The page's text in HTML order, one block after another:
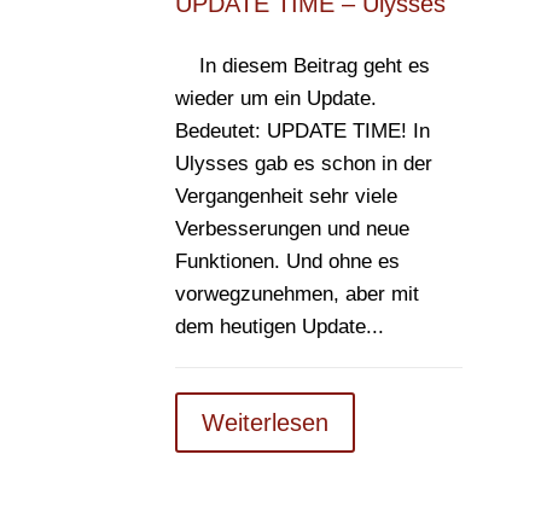
In diesem Beitrag geht es
wieder um ein Update.
Bedeutet: UPDATE TIME! In
Ulysses gab es schon in der
Vergangenheit sehr viele
Verbesserungen und neue
Funktionen. Und ohne es
vorwegzunehmen, aber mit
dem heutigen Update...
Weiterlesen